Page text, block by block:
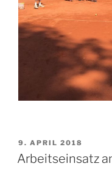
VERÖFFENTLICHT
AM
9. APRIL 2018
Arbeitseinsatz